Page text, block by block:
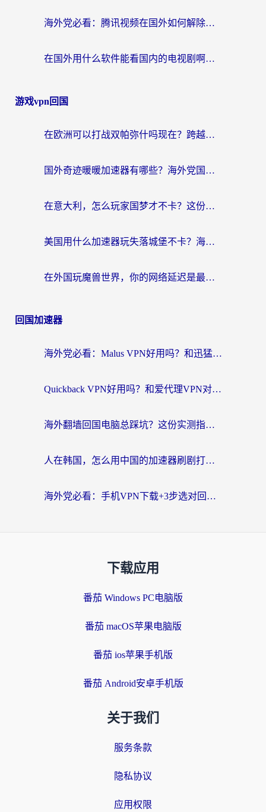
海外党必看：腾讯视频在国外如何解除地域限制？附优酷咪咕使用指南
在国外用什么软件能看国内的电视剧啊？留学生亲测有效的回国加速方案
游戏vpn回国
在欧洲可以打战双帕弥什吗现在？跨越延迟墙的实战指南
国外奇迹暖暖加速器有哪些？海外党国服游戏畅玩终极指南（附亲测推荐）
在意大利，怎么玩家国梦才不卡？这份终极加速指南请收好
美国用什么加速器玩失落城堡不卡？海外党亲测有效的国服游戏加速指南
在外国玩魔兽世界，你的网络延迟是最大的敌人
回国加速器
海外党必看：Malus VPN好用吗？和迅猛兔VPN对比哪个回国效果更好？附真实体验与避坑指南
Quickback VPN好用吗？和爱代理VPN对比哪个回国效果更好？
海外翻墙回国电脑总踩坑？这份实测指南帮你选对加速器（附ChickCNinitapMalus对比）
人在韩国，怎么用中国的加速器刷剧打游戏？这份真实体验指南给你答案
海外党必看：手机VPN下载+3步选对回国加速器，无缝刷国内资源不再愁
下载应用
番茄 Windows PC电脑版
番茄 macOS苹果电脑版
番茄 ios苹果手机版
番茄 Android安卓手机版
关于我们
服务条款
隐私协议
应用权限